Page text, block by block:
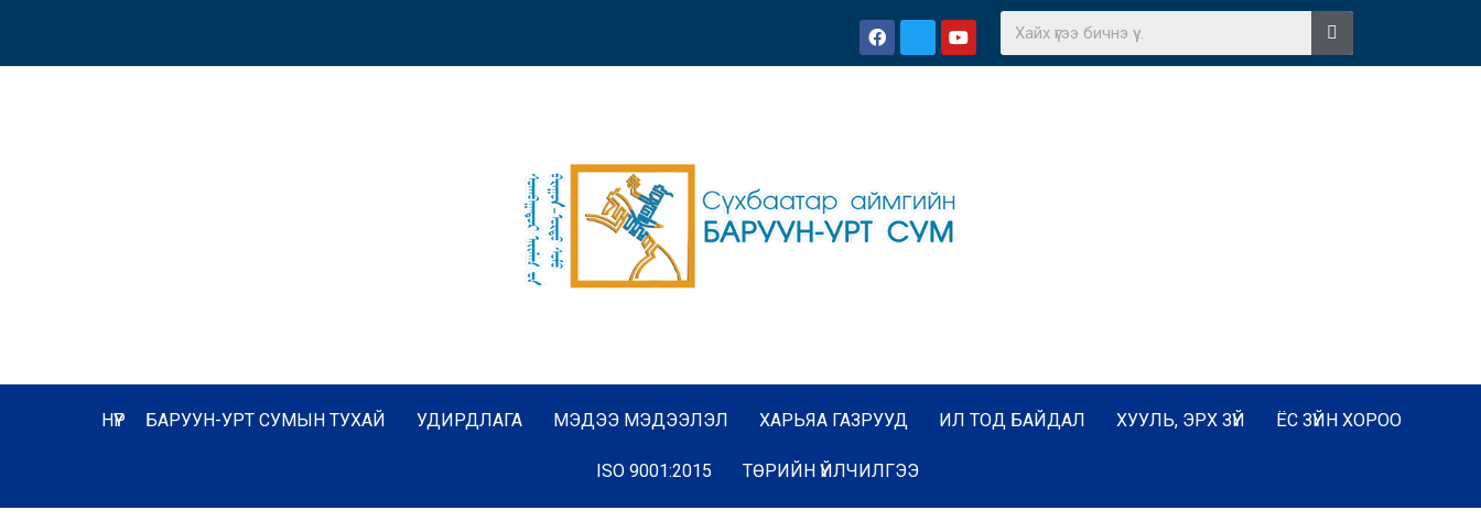
НҮҮР БАРУУН-УРТ СУМЫН ТУХАЙ УДИРДЛАГА МЭДЭЭ МЭДЭЭЛЭЛ ХАРЬЯА ГАЗРУУД ИЛ ТОД БАЙДАЛ ХУУЛЬ, ЭРХ ЗҮЙ ЁС ЗҮЙН ХОРОО
ISO 9001:2015 ТӨРИЙН ҮЙЛЧИЛГЭЭ